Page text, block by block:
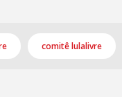
comitê lulalivre